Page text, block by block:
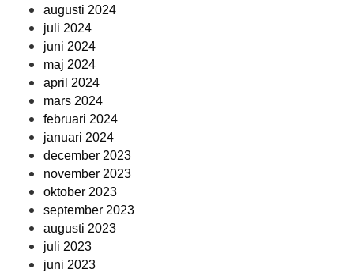
augusti 2024
juli 2024
juni 2024
maj 2024
april 2024
mars 2024
februari 2024
januari 2024
december 2023
november 2023
oktober 2023
september 2023
augusti 2023
juli 2023
juni 2023